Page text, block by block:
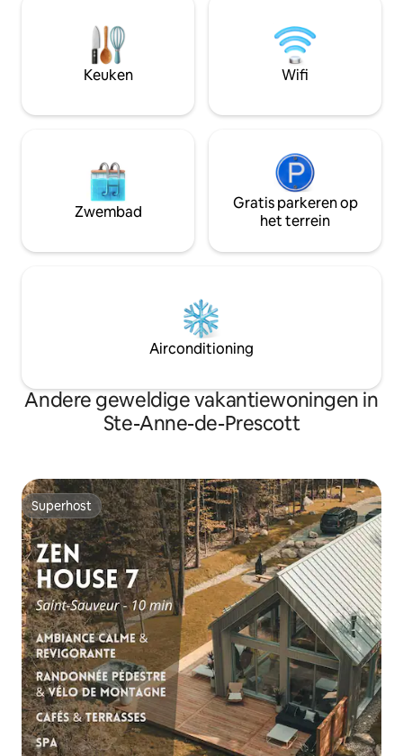
en zijn voorzieningen Lokale winkels,
cafés en restaurants Wandelen ,fietsen
,golfen ,Parc Omega Papineau-Labelle
Reserve en meer
eigenaar.
Keuken Wifi
Zwembad
Gratis parkeren op
het terrein
Airconditioning
Andere geweldige vakantiewoningen in
Ste-Anne-de-Prescott
Superhost
Superhost